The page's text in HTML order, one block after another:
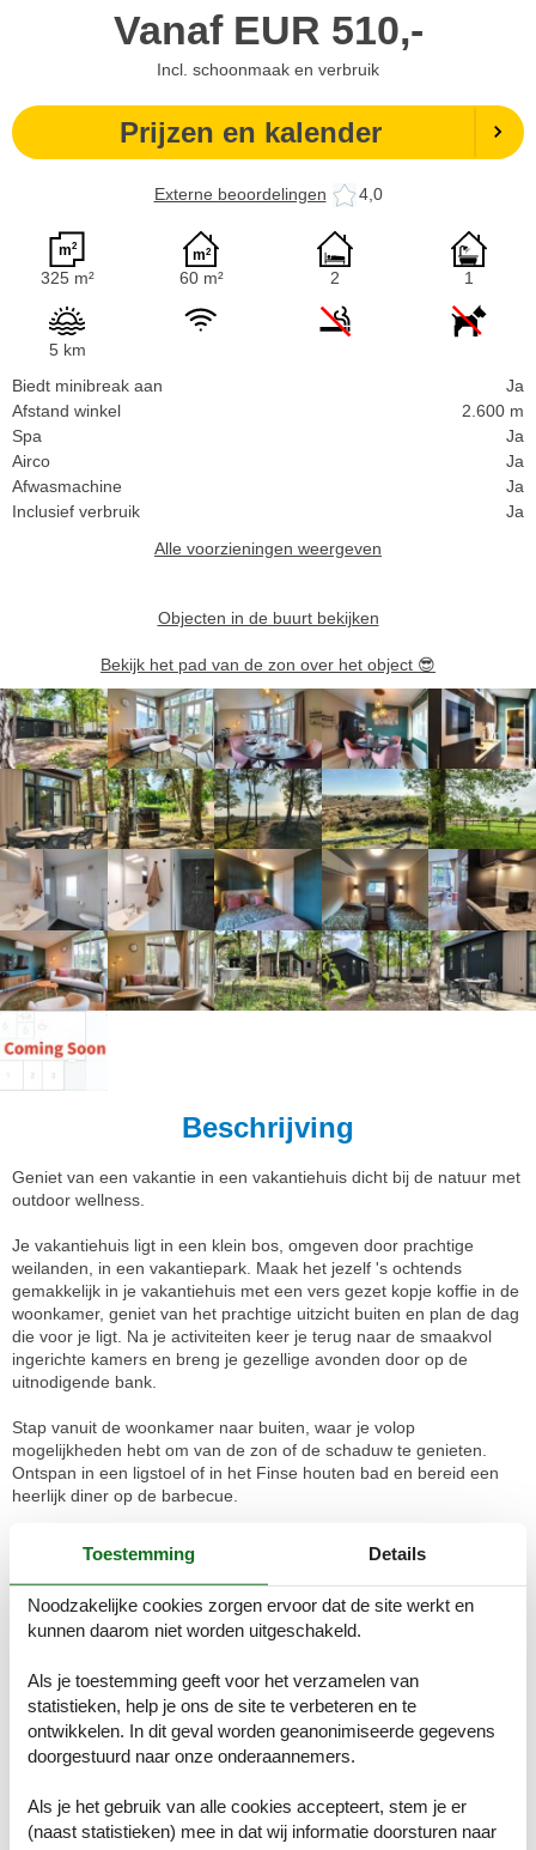
Vanaf EUR 510,-
Incl. schoonmaak en verbruik
Prijzen en kalender
Externe beoordelingen 4,0
325 m² 60 m² 2 1
5 km
Biedt minibreak aan
Ja
Afstand winkel
2.600 m
Spa
Ja
Airco
Ja
Afwasmachine
Ja
Inclusief verbruik
Ja
Alle voorzieningen weergeven
Objecten in de buurt bekijken
Bekijk het pad van de zon over het object 😎
Beschrijving
Geniet van een vakantie in een vakantiehuis dicht bij de natuur met
outdoor wellness.
Je vakantiehuis ligt in een klein bos, omgeven door prachtige
weilanden, in een vakantiepark. Maak het jezelf 's ochtends
gemakkelijk in je vakantiehuis met een vers gezet kopje koffie in de
woonkamer, geniet van het prachtige uitzicht buiten en plan de dag
die voor je ligt. Na je activiteiten keer je terug naar de smaakvol
ingerichte kamers en breng je gezellige avonden door op de
uitnodigende bank.
Stap vanuit de woonkamer naar buiten, waar je volop
mogelijkheden hebt om van de zon of de schaduw te genieten.
Ontspan in een ligstoel of in het Finse houten bad en bereid een
heerlijk diner op de barbecue.
Heuvelrug en vlakbij recreatiepark Avonturenpark Hellendoorn. In
de directe omgeving vind je prachtige fiets- en wandelpaden waar
je heerlijk kunt wandelen en genieten van de idyllische omgeving.
Bezoek het Avonturenpark Hellendoorn, dat spannend vermaak
van Nationaal Park de Sallandse Heuvelrug, dat ideale wandel- en
fietsroutes biedt door een gevarieerd landschap. Ontdek ook het
historische centrum van Ommen of maak een dagtocht naar
Zwolle, waar je de pittoreske straatjes en interessante musea kunt
verkennen.
Let op: Het vakantiepark is momenteel in aanbouw en er wordt
alles aan gedaan om eventuele overlast tot een minimum te
Toestemming Details
Noodzakelijke cookies zorgen ervoor dat de site werkt en
kunnen daarom niet worden uitgeschakeld.
Als je toestemming geeft voor het verzamelen van
statistieken, help je ons de site te verbeteren en te
ontwikkelen. In dit geval worden geanonimiseerde gegevens
doorgestuurd naar onze onderaannemers.
Als je het gebruik van alle cookies accepteert, stem je er
(naast statistieken) mee in dat wij informatie doorsturen naar